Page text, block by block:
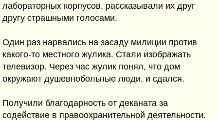
лабораторных корпусов, рассказывали их друг
другу страшными голосами.
Один раз нарвались на засаду милиции против
какого-то местного жулика. Стали изображать
телевизор. Через час жулик понял, что дом
окружают душевнобольные люди, и сдался.
Получили благодарность от деканата за
содействие в правоохранительной деятельности.